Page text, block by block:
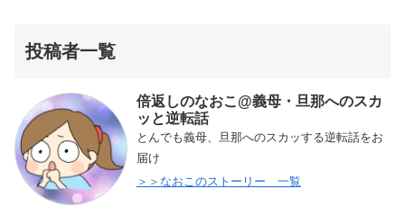
投稿者一覧
倍返しのなおこ@義母・旦那へのスカ
ッと逆転話
とんでも義母、旦那へのスカッする逆転話をお
届け
＞＞なおこのストーリー 一覧